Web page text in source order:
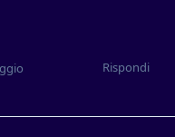
Rispondi